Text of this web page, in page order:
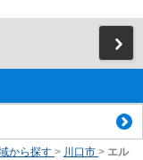
から探す > 川口市 > エル